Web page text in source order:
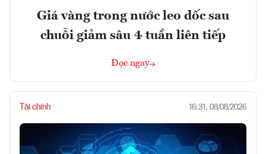
Giá vàng trong nước leo dốc sau
chuỗi giảm sâu 4 tuần liên tiếp
Đọc ngay
Tài chính 16:31, 08/08/2026